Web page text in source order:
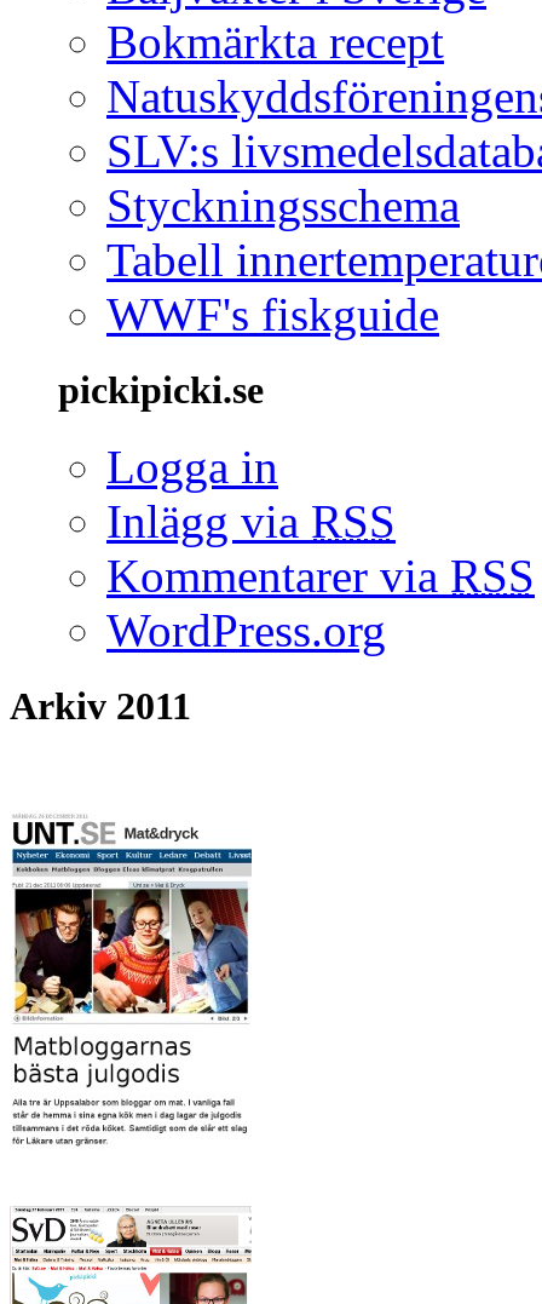
Bokmärkta recept
SLV:s
Styckningsschema
Tabell
WWF's fiskguide
pickipicki.se
Logga in
Inlägg via RSS
Kommentarer via RSS
WordPress.org
Arkiv 2011